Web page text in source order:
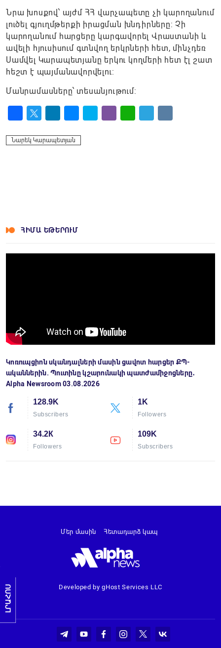
Նրա խոսքով՝ այժմ ՀՀ վարչապետը չի կարողանում
լուծել գյուղմթերքի իրացման խնդիրները: Չի
կարողանում հարցերը կարգավորել Վրաստանի և
ավելի հյուսիսում գտնվող երկրների հետ, մինչդեռ
Սամվել Կարապետյանը երկու կողմերի հետ էլ շատ
հեշտ է պայմանավորվելու:
Մանրամասները՝ տեսանյութում:
Նարեկ Կարապետյան
ՀԻՄԱ ԵԹԵՐՈՒՄ
Կոռուպցիոն սկանդալների մասին ցավոտ հարցեր ՔՊ-
ականներին. Պուտինը կշարունակի պատժամիջոցները․
Alpha Newsroom 03.08.2026
128.9K
Subscribers
1K
Followers
34.2К
Followers
109K
Subscribers
ԼՐԱՀՈՍ Developed by gHost Services LLC
Մեր մասին Հետադարձ կապ